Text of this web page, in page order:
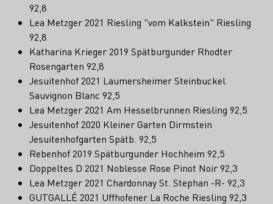
92,8
Lea Metzger 2021 Riesling "vom Kalkstein" Riesling
92,8
Katharina Krieger 2019 Spätburgunder Rhodter
Rosengarten 92,8
Jesuitenhof 2021 Laumersheimer Steinbuckel
Sauvignon Blanc 92,5
Lea Metzger 2021 Am Hesselbrunnen Riesling 92,5
Jesuitenhof 2020 Kleiner Garten Dirmstein
Jesuitenhofgarten Spätb. 92,5
Rebenhof 2019 Spätburgunder Hochheim 92,5
Doppeltes D 2021 Noblesse Rose Pinot Noir 92,3
Lea Metzger 2021 Chardonnay St. Stephan -R- 92,3
GUTGALLÉ 2021 Uffhofener La Roche Riesling 92,3